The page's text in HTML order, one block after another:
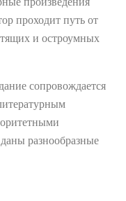
проходит путь от
и остроумных
сопровождается
разнообразные